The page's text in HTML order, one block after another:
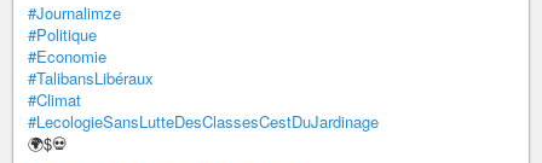
#Journalimze
#Politique
#Economie
#TalibansLibéraux
#Climat
#LecologieSansLutteDesClassesCestDuJardinage
🌍️$💀